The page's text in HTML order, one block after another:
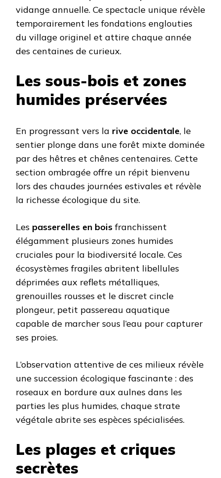
vidange annuelle. Ce spectacle unique révèle
temporairement les fondations englouties
du village originel et attire chaque année
des centaines de curieux.
Les sous-bois et zones
humides préservées
En progressant vers la rive occidentale, le
sentier plonge dans une forêt mixte dominée
par des hêtres et chênes centenaires. Cette
section ombragée offre un répit bienvenu
lors des chaudes journées estivales et révèle
la richesse écologique du site.
Les passerelles en boisfranchissent
élégamment plusieurs zones humides
cruciales pour la biodiversité locale. Ces
écosystèmes fragiles abritent libellules
déprimées aux reflets métalliques,
grenouilles rousses et le discret cincle
plongeur, petit passereau aquatique
capable de marcher sous l’eau pour capturer
ses proies.
L’observation attentive de ces milieux révèle
une succession écologique fascinante : des
roseaux en bordure aux aulnes dans les
parties les plus humides, chaque strate
végétale abrite ses espèces spécialisées.
Les plages et criques
secrètes